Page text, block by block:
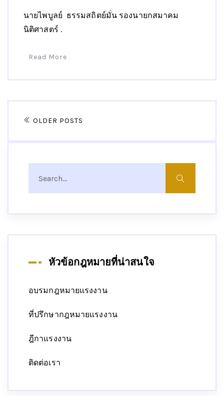
นายไพบูลย์ ธรรมสถิตย์มั่น รองนายกสมาคม
นิติศาสตร์ .
Read More
OLDER POSTS
หัวข้อกฎหมายที่น่าสนใจ
อบรมกฎหมายแรงงาน
ที่ปรึกษากฎหมายแรงงาน
ฎีกาแรงงาน
ติดต่อเรา